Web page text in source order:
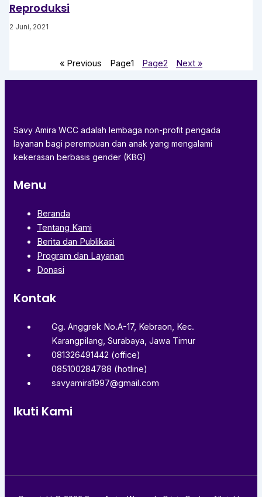
Reproduksi
2 Juni, 2021
« Previous Page1 Page2 Next »
Savy Amira WCC adalah lembaga non-profit pengada
layanan bagi perempuan dan anak yang mengalami
kekerasan berbasis gender (KBG)
Menu
Beranda
Tentang Kami
Berita dan Publikasi
Program dan Layanan
Donasi
Kontak
Gg. Anggrek No.A-17, Kebraon, Kec.
Karangpilang, Surabaya, Jawa Timur
081326491442 (office)
085100284788 (hotline)
savyamira1997@gmail.com
Ikuti Kami